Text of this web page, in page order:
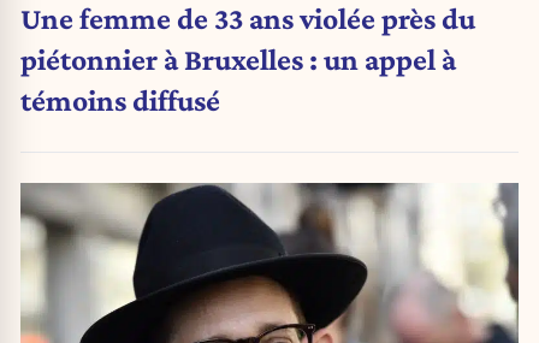
Une femme de 33 ans violée près du
piétonnier à Bruxelles : un appel à
témoins diffusé